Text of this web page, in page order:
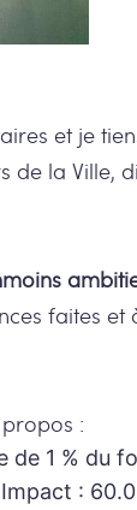
et je
la Ville,
faites
:
1 % du
Impact :